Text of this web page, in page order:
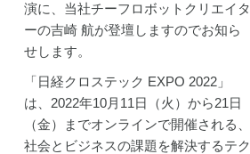
演に、当社チーフロボットクリエイタ
ーの吉崎 航が登壇しますのでお知ら
せします。
「日経クロステック EXPO 2022」
は、2022年10月11日（火）から21日
（金）までオンラインで開催される、
社会とビジネスの課題を解決するテク